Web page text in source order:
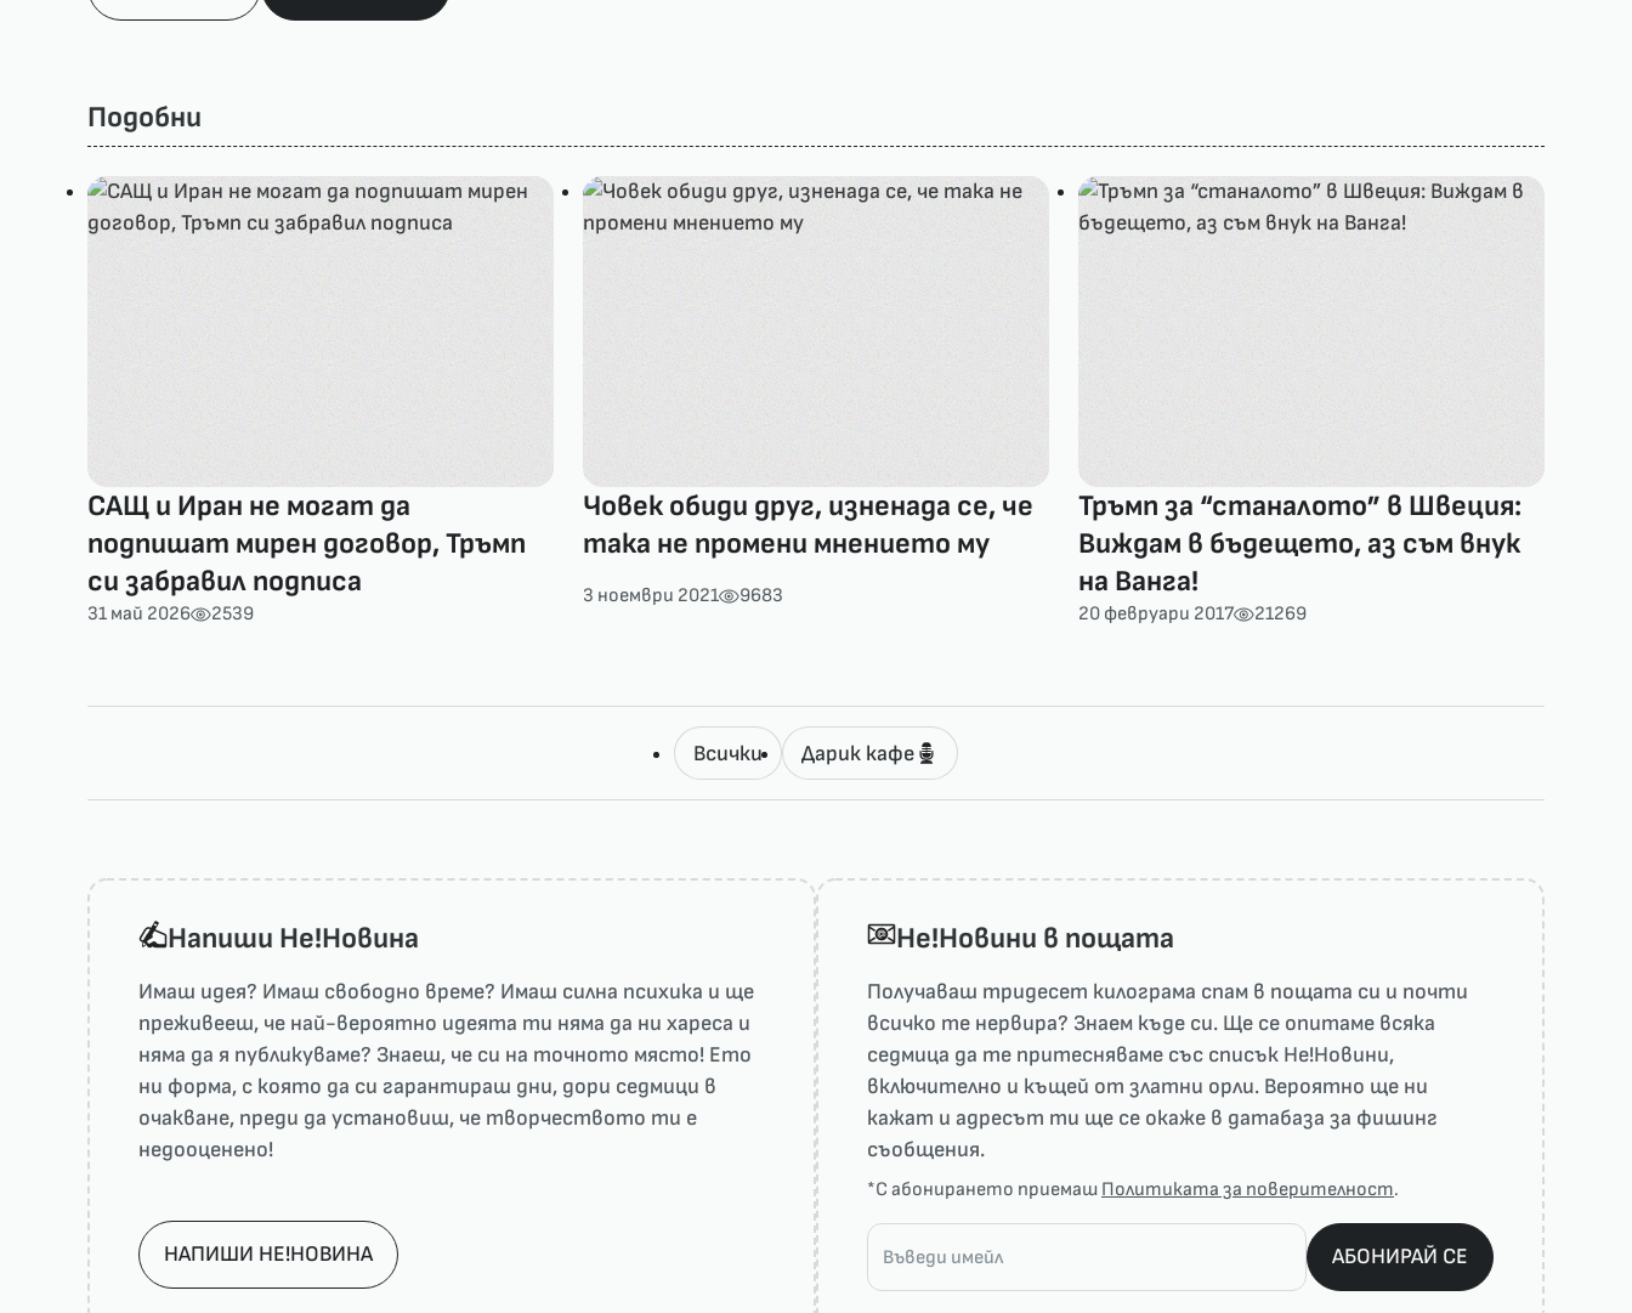
Подобни
САЩ и Иран не могат да
подпишат мирен договор, Тръмп
си забравил подписа
31 май 2026 2539
Човек обиди друг, изненада се, че
така не промени мнението му
3 ноември 2021 9683
Тръмп за “станалото” в Швеция:
Виждам в бъдещето, аз съм внук
на Ванга!
20 февруари 2017 21269
Всички Дарик кафе
Напиши He!Новина
Имаш идея? Имаш свободно време? Имаш силна психика и ще
преживееш, че най-вероятно идеята ти няма да ни харесa и
няма да я публикуваме? Знаеш, че си на точното място! Ето
ни форма, с която да си гарантираш дни, дори седмици в
очакване, преди да установиш, че творчеството ти е
недооценено!
НАПИШИ НЕ!НОВИНА
He!Новини в пощата
Получаваш тридесет килограма спам в пощата си и почти
всичко те нервира? Знаем къде си. Ще се опитаме всяка
седмица да те притесняваме със списък He!Новини,
включително и къщей от златни орли. Вероятно ще ни
кажат и адресът ти ще се окаже в датабаза за фишинг
съобщения.
*С абонирането приемаш Политиката за поверителност.
АБОНИРАЙ СЕ